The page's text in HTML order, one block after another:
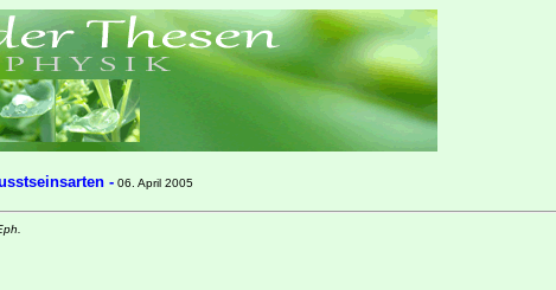
-06. April 2005